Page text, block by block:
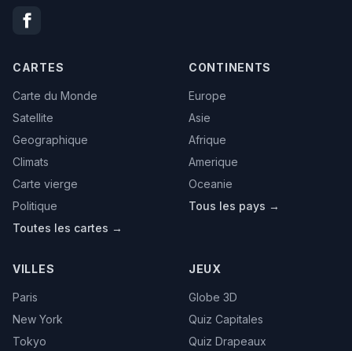
CARTES
Carte du Monde
Satellite
Geographique
Climats
Carte vierge
Politique
Toutes les cartes →
CONTINENTS
Europe
Asie
Afrique
Amerique
Oceanie
Tous les pays →
VILLES
Paris
New York
Tokyo
JEUX
Globe 3D
Quiz Capitales
Quiz Drapeaux